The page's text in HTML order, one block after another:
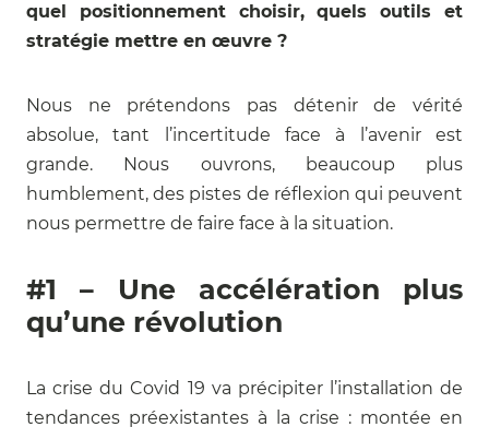
quel positionnement choisir, quels outils et
stratégie mettre en œuvre ?
Nous ne prétendons pas détenir de vérité
absolue, tant l’incertitude face à l’avenir est
grande. Nous ouvrons, beaucoup plus
humblement, des pistes de réflexion qui peuvent
nous permettre de faire face à la situation.
#1 – Une accélération plus
qu’une révolution
La crise du Covid 19 va précipiter l’installation de
tendances préexistantes à la crise : montée en